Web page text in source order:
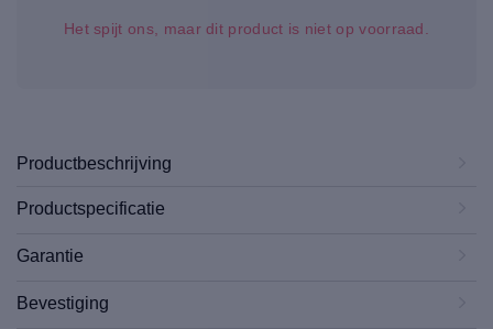
Het spijt ons, maar dit product is niet op voorraad.
Productbeschrijving
Productspecificatie
Garantie
Bevestiging